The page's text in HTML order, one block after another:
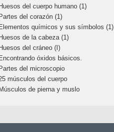
del cuerpo humano (1)
del corazón (1)
químicos y sus símbolos (1)
de la cabeza (1)
del cráneo (I)
óxidos básicos.
del microscopio
músculos del cuerpo
de pierna y muslo